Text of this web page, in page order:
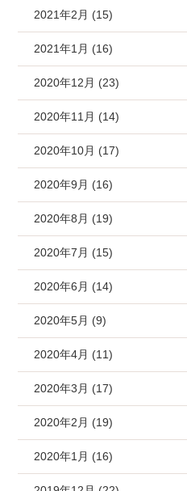
2021年2月 (15)
2021年1月 (16)
2020年12月 (23)
2020年11月 (14)
2020年10月 (17)
2020年9月 (16)
2020年8月 (19)
2020年7月 (15)
2020年6月 (14)
2020年5月 (9)
2020年4月 (11)
2020年3月 (17)
2020年2月 (19)
2020年1月 (16)